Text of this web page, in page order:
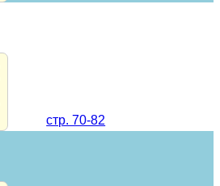
стр. 70-82